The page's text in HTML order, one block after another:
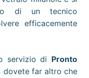
di un tecnico
efficacemente
servizio di Pronto
dovete far altro che